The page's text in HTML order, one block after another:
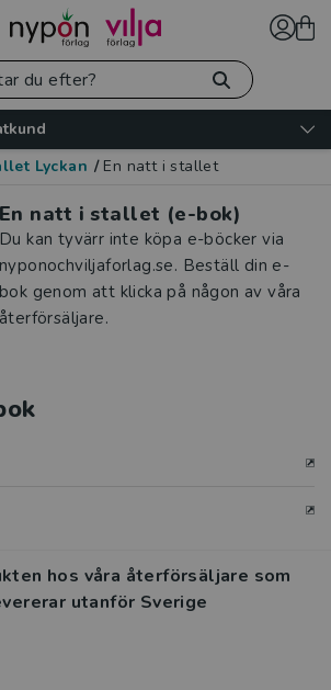
Lyckan / En natt i stallet
En natt i stallet (e-bok)
Du kan tyvärr inte köpa e-böcker via
nyponochviljaforlag.se. Beställ din e-
bok genom att klicka på någon av våra
återförsäljare.
hos våra återförsäljare som
utanför Sverige